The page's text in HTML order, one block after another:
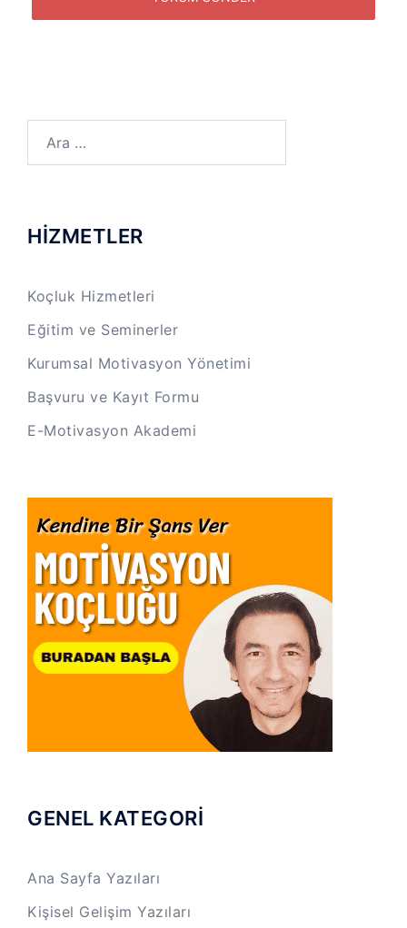
HİZMETLER
Koçluk Hizmetleri
Eğitim ve Seminerler
Kurumsal Motivasyon Yönetimi
Başvuru ve Kayıt Formu
E-Motivasyon Akademi
GENEL KATEGORİ
Ana Sayfa Yazıları
Kişisel Gelişim Yazıları